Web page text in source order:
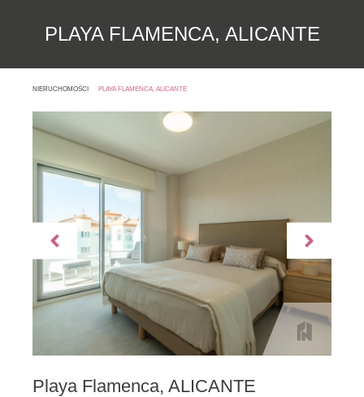
PLAYA FLAMENCA, ALICANTE
NIERUCHOMOŚCI PLAYA FLAMENCA, ALICANTE
Playa Flamenca, ALICANTE